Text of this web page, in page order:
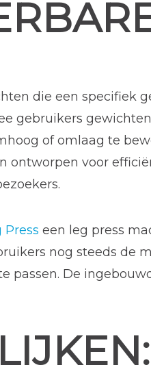
die een specifiek
gebruikers
of omlaag te
ontworpen voor
Press een leg press
nog steeds de
passen. De